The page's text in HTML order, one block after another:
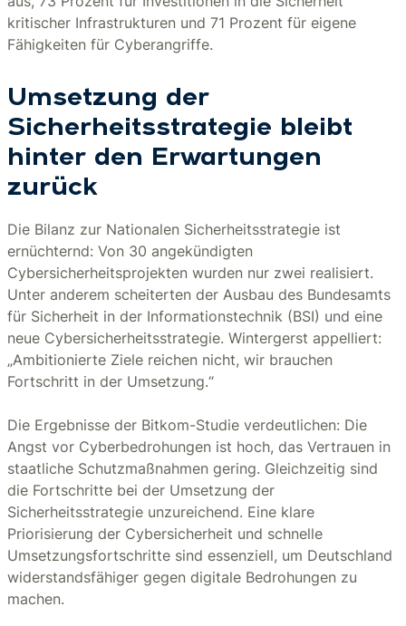
kritischer Infrastrukturen und 71 Prozent für eigene
Fähigkeiten für Cyberangriffe.
Umsetzung der
Sicherheitsstrategie bleibt
hinter den Erwartungen
zurück
Die Bilanz zur Nationalen Sicherheitsstrategie ist
ernüchternd: Von 30 angekündigten
Cybersicherheitsprojekten wurden nur zwei realisiert.
Unter anderem scheiterten der Ausbau des Bundesamts
für Sicherheit in der Informationstechnik (BSI) und eine
neue Cybersicherheitsstrategie. Wintergerst appelliert:
„Ambitionierte Ziele reichen nicht, wir brauchen
Fortschritt in der Umsetzung.“
Die Ergebnisse der Bitkom-Studie verdeutlichen: Die
Angst vor Cyberbedrohungen ist hoch, das Vertrauen in
staatliche Schutzmaßnahmen gering. Gleichzeitig sind
die Fortschritte bei der Umsetzung der
Sicherheitsstrategie unzureichend. Eine klare
Priorisierung der Cybersicherheit und schnelle
Umsetzungsfortschritte sind essenziell, um Deutschland
widerstandsfähiger gegen digitale Bedrohungen zu
machen.